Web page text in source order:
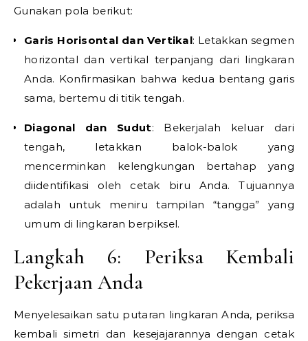
Gunakan pola berikut:
Garis Horisontal dan Vertikal: Letakkan segmen
horizontal dan vertikal terpanjang dari lingkaran
Anda. Konfirmasikan bahwa kedua bentang garis
sama, bertemu di titik tengah.
Diagonal dan Sudut: Bekerjalah keluar dari
tengah, letakkan balok-balok yang
mencerminkan kelengkungan bertahap yang
diidentifikasi oleh cetak biru Anda. Tujuannya
adalah untuk meniru tampilan “tangga” yang
umum di lingkaran berpiksel.
Langkah 6: Periksa Kembali
Pekerjaan Anda
Menyelesaikan satu putaran lingkaran Anda, periksa
kembali simetri dan kesejajarannya dengan cetak